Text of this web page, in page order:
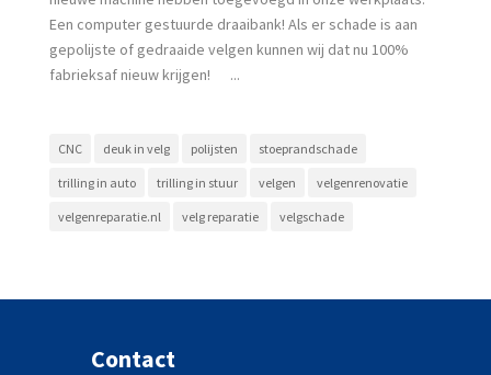
Een computer gestuurde draaibank! Als er schade is aan
gepolijste of gedraaide velgen kunnen wij dat nu 100%
fabrieksaf nieuw krijgen! ...
CNC deuk in velg polijsten stoeprandschade
trilling in auto trilling in stuur velgen velgenrenovatie
velgenreparatie.nl velg reparatie velgschade
Contact